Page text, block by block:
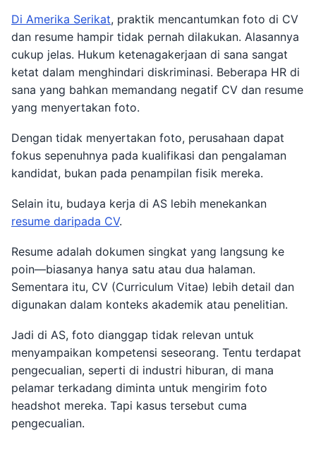
Di Amerika Serikat, praktik mencantumkan foto di CV
dan resume hampir tidak pernah dilakukan. Alasannya
cukup jelas. Hukum ketenagakerjaan di sana sangat
ketat dalam menghindari diskriminasi. Beberapa HR di
sana yang bahkan memandang negatif CV dan resume
yang menyertakan foto.
Dengan tidak menyertakan foto, perusahaan dapat
fokus sepenuhnya pada kualifikasi dan pengalaman
kandidat, bukan pada penampilan fisik mereka.
Selain itu, budaya kerja di AS lebih menekankan
resume daripada CV.
Resume adalah dokumen singkat yang langsung ke
poin—biasanya hanya satu atau dua halaman.
Sementara itu, CV (Curriculum Vitae) lebih detail dan
digunakan dalam konteks akademik atau penelitian.
Jadi di AS, foto dianggap tidak relevan untuk
menyampaikan kompetensi seseorang. Tentu terdapat
pengecualian, seperti di industri hiburan, di mana
pelamar terkadang diminta untuk mengirim foto
headshot mereka. Tapi kasus tersebut cuma
pengecualian.